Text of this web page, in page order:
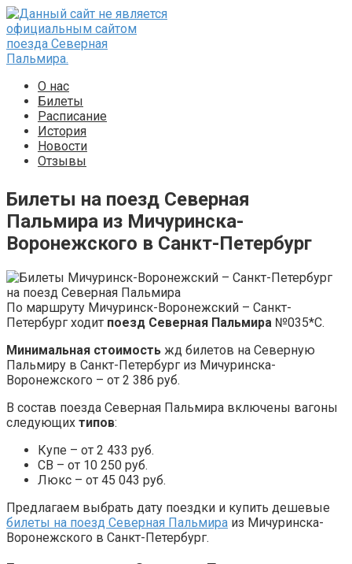
Перейти
к
контенту
О нас
Билеты
Расписание
История
Новости
Отзывы
Билеты на поезд Северная
Пальмира из Мичуринска-
Воронежского в Санкт-Петербург
По маршруту Мичуринск-Воронежский – Санкт-
Петербург ходит поезд Северная Пальмира №035*С.
Минимальная стоимость жд билетов на Северную
Пальмиру в Санкт-Петербург из Мичуринска-
Воронежского – от 2 386 руб.
В состав поезда Северная Пальмира включены вагоны
следующих типов:
Купе – от 2 433 руб.
СВ – от 10 250 руб.
Люкс – от 45 043 руб.
Предлагаем выбрать дату поездки и купить дешевые
билеты на поезд Северная Пальмира из Мичуринска-
Воронежского в Санкт-Петербург.